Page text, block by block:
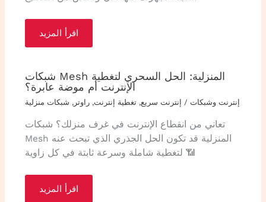
اقرأ المزيد
شبكات Mesh المنزلية: الحل السحري لتغطية
الإنترنت أم موضة عابرة؟
إنترنت وشبكات / إنترنت سريع,تغطية إنترنت,راوتر, شبكات منزلية
تعاني من انقطاع الإنترنت في غرف منزلك؟ شبكات
Mesh المنزلية قد تكون الحل الجذري الذي تبحث عنه
لتغطية شاملة وسرعة ثابتة في كل زاوية 📶
اقرأ المزيد